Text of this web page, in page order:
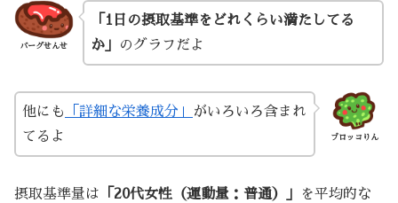
バーグせんせ
「1日の摂取基準をどれくらい満たしてる
か」
のグラフだよ
ブロッコりん
他にも 「詳細な栄養成分」
がいろいろ含まれ
てるよ
摂取基準量は 「20代女性（運動量：普通）」
を平均的な